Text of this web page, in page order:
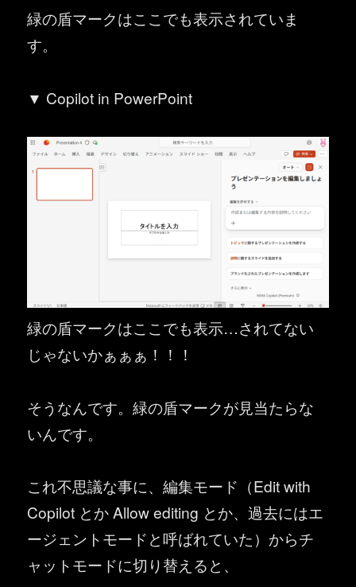
緑の盾マークはここでも表示されていま
す。
▼ Copilot in PowerPoint
緑の盾マークはここでも表示…されてない
じゃないかぁぁぁ！！！
そうなんです。緑の盾マークが見当たらな
いんです。
これ不思議な事に、編集モード（Edit with
Copilot とか Allow editing とか、過去にはエ
ージェントモードと呼ばれていた）からチ
ャットモードに切り替えると、